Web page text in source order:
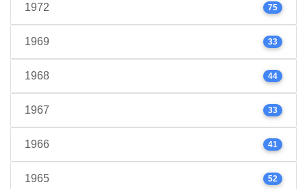
1972 75
1969 33
1968 44
1967 33
1966 41
1965 52